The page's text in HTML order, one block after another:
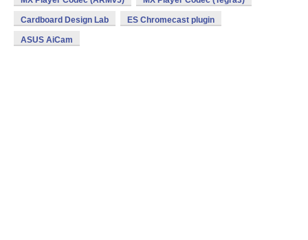
Cardboard Design Lab ES Chromecast plugin
ASUS AiCam